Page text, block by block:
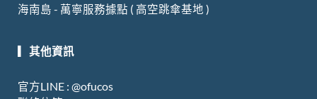
海南島 - 萬寧服務據點 ( 高空跳傘基地 )
▎其他資訊
官方LINE : @ofucos